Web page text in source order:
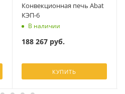
Конвекционная печь Abat
КЭП-6
В наличии
188 267руб.
КУПИТЬ